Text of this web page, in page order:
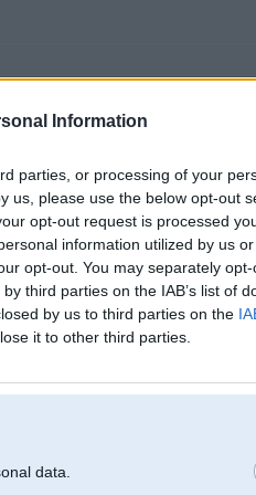
Information
parties, or processing of your
us, please use the below opt-out
opt-out request is processed
information utilized by us
opt-out. You may separately
third parties on the IAB’s list of
by us to third parties on the
it to other third parties.
data.
ir jabuut,kaa lai vinju piesledz,tam magjim tak
pievieno viņu pie tumbas vadiem un basta